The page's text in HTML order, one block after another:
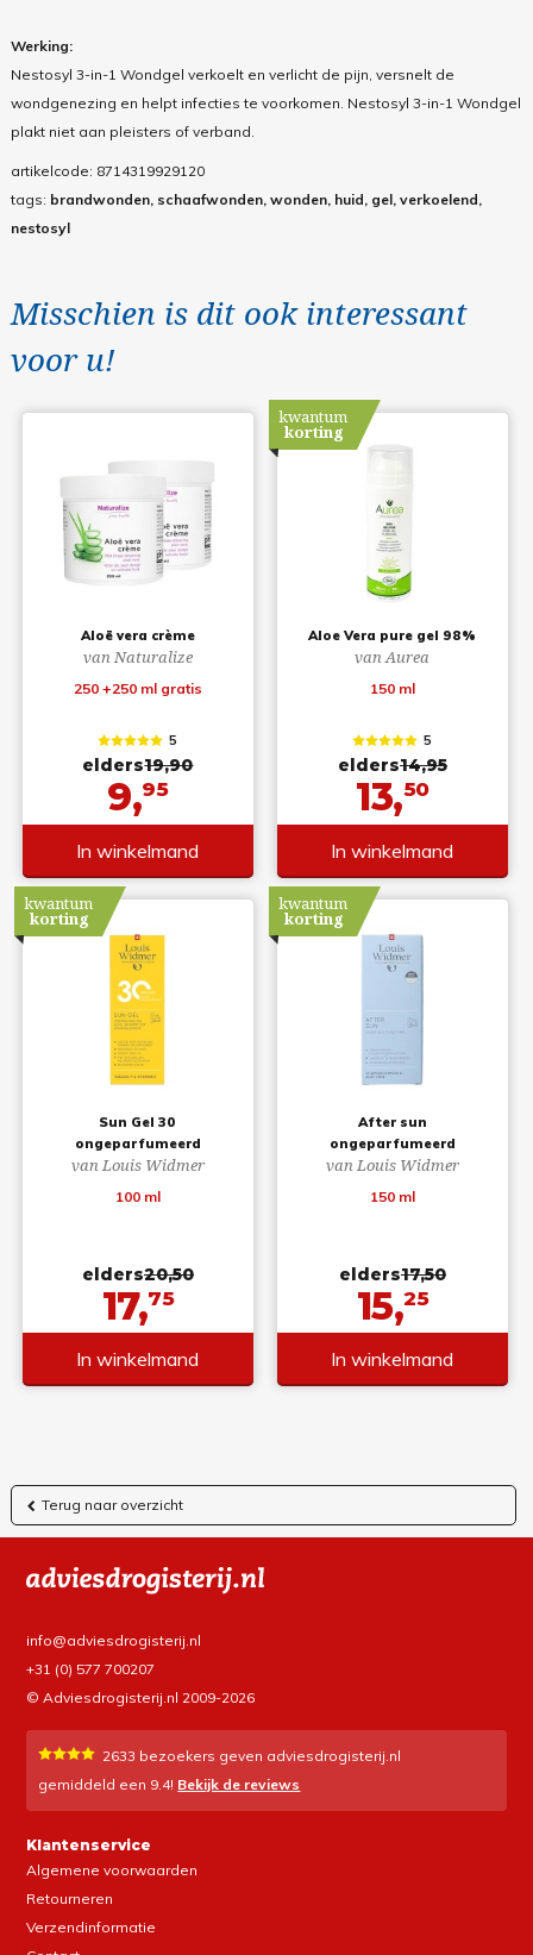
Werking:
Nestosyl 3-in-1 Wondgel verkoelt en verlicht de pijn, versnelt de
wondgenezing en helpt infecties te voorkomen. Nestosyl 3-in-1 Wondgel
plakt niet aan pleisters of verband.
artikelcode: 8714319929120
tags: brandwonden, schaafwonden, wonden, huid, gel, verkoelend,
nestosyl
Misschien is dit ook interessant
voor u!
Aloë vera crème
van Naturalize
250 +250 ml gratis
5
elders19,90
9,95
In winkelmand
Aloe Vera pure gel 98%
van Aurea
150 ml
kwantum
korting
5
elders14,95
13,50
In winkelmand
Sun Gel 30
ongeparfumeerd
van Louis Widmer
100 ml
kwantum
korting
elders20,50
17,75
In winkelmand
After sun
ongeparfumeerd
van Louis Widmer
150 ml
kwantum
korting
elders17,50
15,25
In winkelmand
Terug naar overzicht
info@adviesdrogisterij.nl
+31 (0) 577 700207
© Adviesdrogisterij.nl 2009-2026
2633 bezoekers geven adviesdrogisterij.nl
gemiddeld een 9.4! Bekijk de reviews
Klantenservice
Algemene voorwaarden
Retourneren
Verzendinformatie